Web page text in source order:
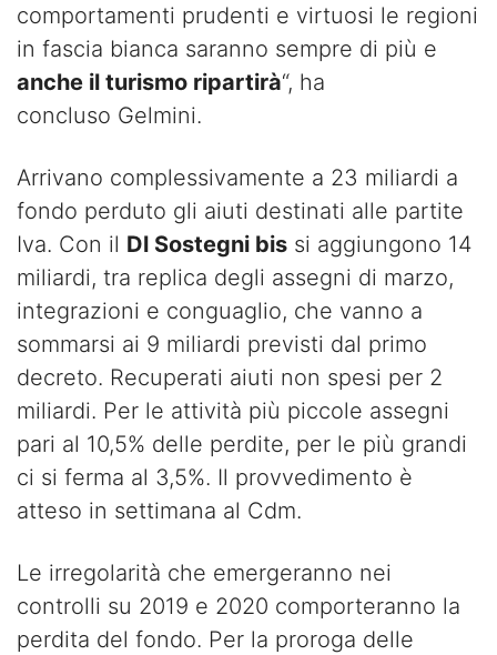
comportamenti prudenti e virtuosi le regioni
in fascia bianca saranno sempre di più e
anche il turismo ripartirà“, ha
concluso Gelmini.
Arrivano complessivamente a 23 miliardi a
fondo perduto gli aiuti destinati alle partite
Iva. Con il Dl Sostegni bis si aggiungono 14
miliardi, tra replica degli assegni di marzo,
integrazioni e conguaglio, che vanno a
sommarsi ai 9 miliardi previsti dal primo
decreto. Recuperati aiuti non spesi per 2
miliardi. Per le attività più piccole assegni
pari al 10,5% delle perdite, per le più grandi
ci si ferma al 3,5%. Il provvedimento è
atteso in settimana al Cdm.
Le irregolarità che emergeranno nei
controlli su 2019 e 2020 comporteranno la
perdita del fondo. Per la proroga delle